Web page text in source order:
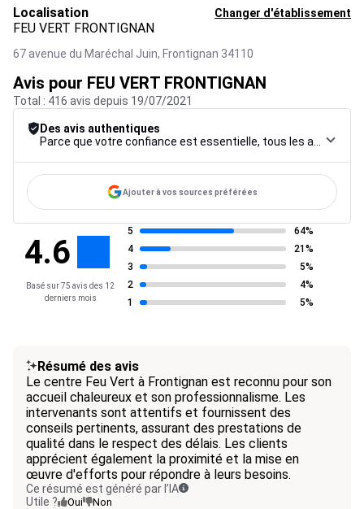
Localisation Changer d'établissement
FEU VERT FRONTIGNAN
67 avenue du Maréchal Juin, Frontignan 34110
Avis pour FEU VERT FRONTIGNAN
Total : 416 avis depuis 19/07/2021
Des avis authentiques
Ajouter à vos sources préférées
4.6
Basé sur 75 avis des 12
derniers mois
5
64%
4
21%
3
5%
2
4%
1
5%
Résumé des avis
Le centre Feu Vert à Frontignan est reconnu pour son
accueil chaleureux et son professionnalisme. Les
intervenants sont attentifs et fournissent des
conseils pertinents, assurant des prestations de
qualité dans le respect des délais. Les clients
apprécient également la proximité et la mise en
œuvre d'efforts pour répondre à leurs besoins.
Ce résumé est généré par l’IA
Utile ?
Oui Non